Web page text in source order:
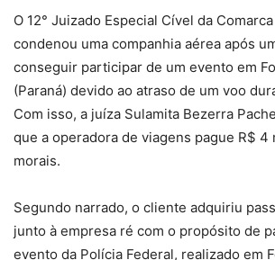
O 12° Juizado Especial Cível da
condenou uma companhia aérea após
conseguir participar de um evento em
(Paraná) devido ao atraso de um voo
Com isso, a juíza Sulamita Bezerra
que a operadora de viagens pague R$ 4
morais.
Segundo narrado, o cliente adquiriu
junto à empresa ré com o propósito de
evento da Polícia Federal, realizado em